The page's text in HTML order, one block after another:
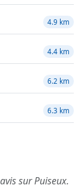
4.9 km
4.4 km
6.2 km
6.3 km
sur Puiseux.